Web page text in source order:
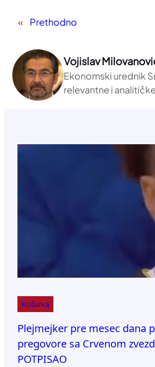
« Prethodno
Vojislav
Ekonomski urednik
relevantne i
Košarka
Plejmejker pre mesec dana
pregovore sa Crvenom
POTPISAO